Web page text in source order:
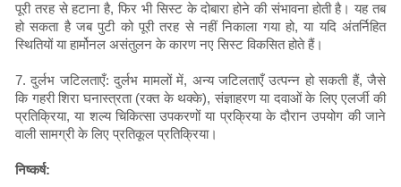
पूरी तरह से हटाना है, फिर भी सिस्ट के दोबारा होने की संभावना होती है। यह तब
हो सकता है जब पुटी को पूरी तरह से नहीं निकाला गया हो, या यदि अंतर्निहित
स्थितियों या हार्मोनल असंतुलन के कारण नए सिस्ट विकसित होते हैं।
7. दुर्लभ जटिलताएँ: दुर्लभ मामलों में, अन्य जटिलताएँ उत्पन्न हो सकती हैं, जैसे
कि गहरी शिरा घनास्त्रता (रक्त के थक्के), संज्ञाहरण या दवाओं के लिए एलर्जी की
प्रतिक्रिया, या शल्य चिकित्सा उपकरणों या प्रक्रिया के दौरान उपयोग की जाने
वाली सामग्री के लिए प्रतिकूल प्रतिक्रिया।
निष्कर्ष: